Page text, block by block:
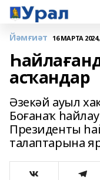
Йәмғиәт 16 МАРТА 2024,
асҡандар
Әзекәй ауыл
Боғанаҡ
Президенты
талаптарына